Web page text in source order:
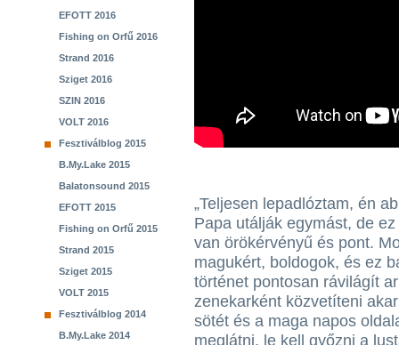
EFOTT 2016
Fishing on Orfű 2016
Strand 2016
Sziget 2016
SZIN 2016
VOLT 2016
Fesztiválblog 2015
B.My.Lake 2015
Balatonsound 2015
EFOTT 2015
Fishing on Orfű 2015
Strand 2015
Sziget 2015
VOLT 2015
Fesztiválblog 2014
B.My.Lake 2014
„Teljesen lepadlóztam, én
Papa utálják egymást, de
van örökérvényű és pont.
magukért, boldogok, és ez
történet pontosan rávilágít
zenekarként közvetíteni
sötét és a maga napos
meglátni, le kell győzni a